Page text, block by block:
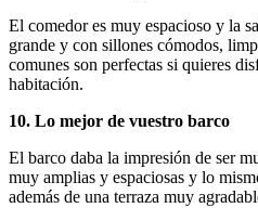
El comedor es muy espacioso y la
grande y con sillones cómodos,
comunes son perfectas si quieres
habitación.
10. Lo mejor de vuestro barco
El barco daba la impresión de ser
muy amplias y espaciosas y lo
además de una terraza muy